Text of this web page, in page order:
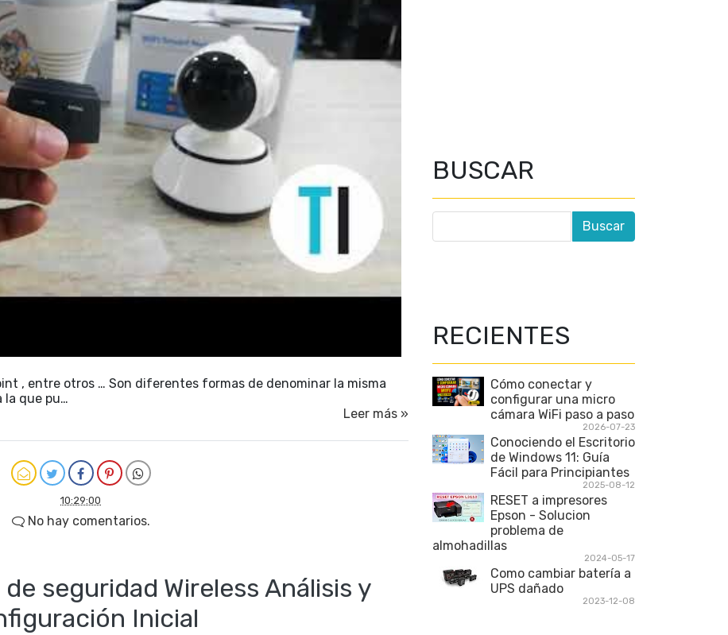
, entre otros … Son diferentes formas de denominar la misma
la que pu…
Leer más »
10:29:00
No hay comentarios.
seguridad Wireless Análisis y
Inicial
BUSCAR
RECIENTES
Cómo conectar y
configurar una micro
cámara WiFi paso a paso
2026-07-23
Conociendo el Escritorio
de Windows 11: Guía
Fácil para Principiantes
2025-08-12
RESET a impresores
Epson - Solucion
problema de
almohadillas
2024-05-17
Como cambiar batería a
UPS dañado
2023-12-08